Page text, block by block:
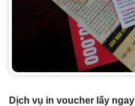
Dịch vụ in voucher lấy ngay